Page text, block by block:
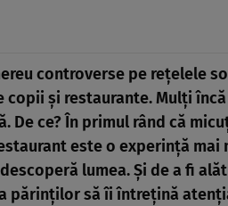
controverse pe rețelele
copii și restaurante. Mulți
ce? În primul rând că
este o experință mai
lumea. Și de a fi
părinților să îi întrețină